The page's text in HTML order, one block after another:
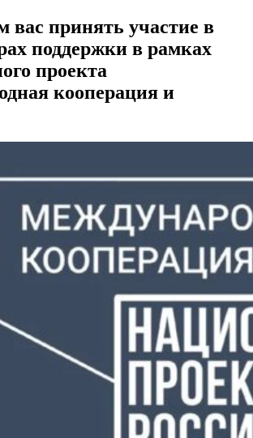
вас принять участие в
поддержки в рамках
проекта
кооперация и